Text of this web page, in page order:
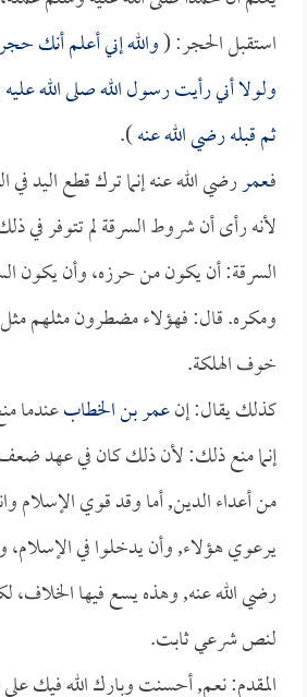
استقبل الحجر: (والله إني أعلم أنك
ولولا أني رأيت رسول الله صلى الله
ثم قبله رضي الله عنه).
فـعمررضي الله عنه إنما ترك قطع اليد في
لأنه رأى أن شروط السرقة لم تتوفر
السرقة: أن يكون من حرزه، وأن يكون
ومكره. قال: فهؤلاء مضطرون مثلهم مثل
خوف الهلكة.
كذلك يقال: إنعمر بن الخطابعندما
إنما منع ذلك: لأن ذلك كان في عهد
من أعداء الدين, أما وقد قوي الإسلام
يرعوي هؤلاء, وأن يدخلوا في
رضي الله عنه, وهذه يسع فيها الخلاف،
لنص شرعي ثابت.
المقدم: نعم, أحسنت وبارك الله فيك على